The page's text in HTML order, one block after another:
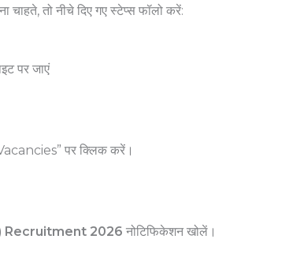
तो नीचे दिए गए स्टेप्स फॉलो करें:
पर जाएं
पर क्लिक करें।
Recruitment 2026 नोटिफिकेशन खोलें।